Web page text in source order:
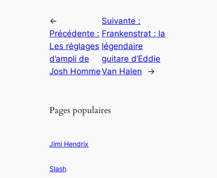
←
Précédente :
Les réglages
d’ampli de
Josh Homme
Suivante :
Frankenstrat : la
légendaire
guitare d’Eddie
Van Halen
→
Pages populaires
Jimi Hendrix
Slash